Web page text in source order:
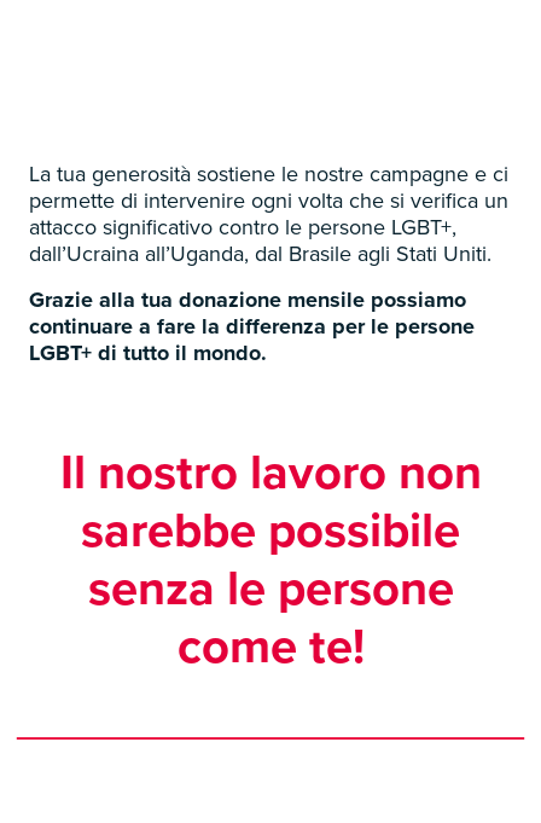
La tua generosità sostiene le nostre campagne e ci
permette di intervenire ogni volta che si verifica un
attacco significativo contro le persone LGBT+,
dall’Ucraina all’Uganda, dal Brasile agli Stati Uniti.
Grazie alla tua donazione mensile possiamo
continuare a fare la differenza per le persone
LGBT+ di tutto il mondo.
Il nostro lavoro non
sarebbe possibile
senza le persone
come te!